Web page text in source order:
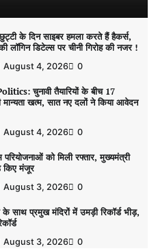
के दिन साइबर हमला करते हैं हैकर्स,
लॉगिन डिटेल्स पर चीनी गिरोह की नजर !
August 4, 2026 0
चुनावी तैयारियों के बीच 17
मान्यता खत्म, सात नए दलों ने किया आवेदन
August 4, 2026 0
को मिली रफ्तार, मुख्यमंत्री
किए मंजूर
August 3, 2026 0
के साथ प्रमुख मंदिरों में उमड़ी रिकॉर्ड भीड़,
August 3, 2026 0